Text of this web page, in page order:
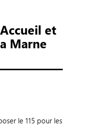
et
Marne
le 115 pour les